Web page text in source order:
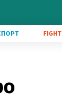
FIGHT